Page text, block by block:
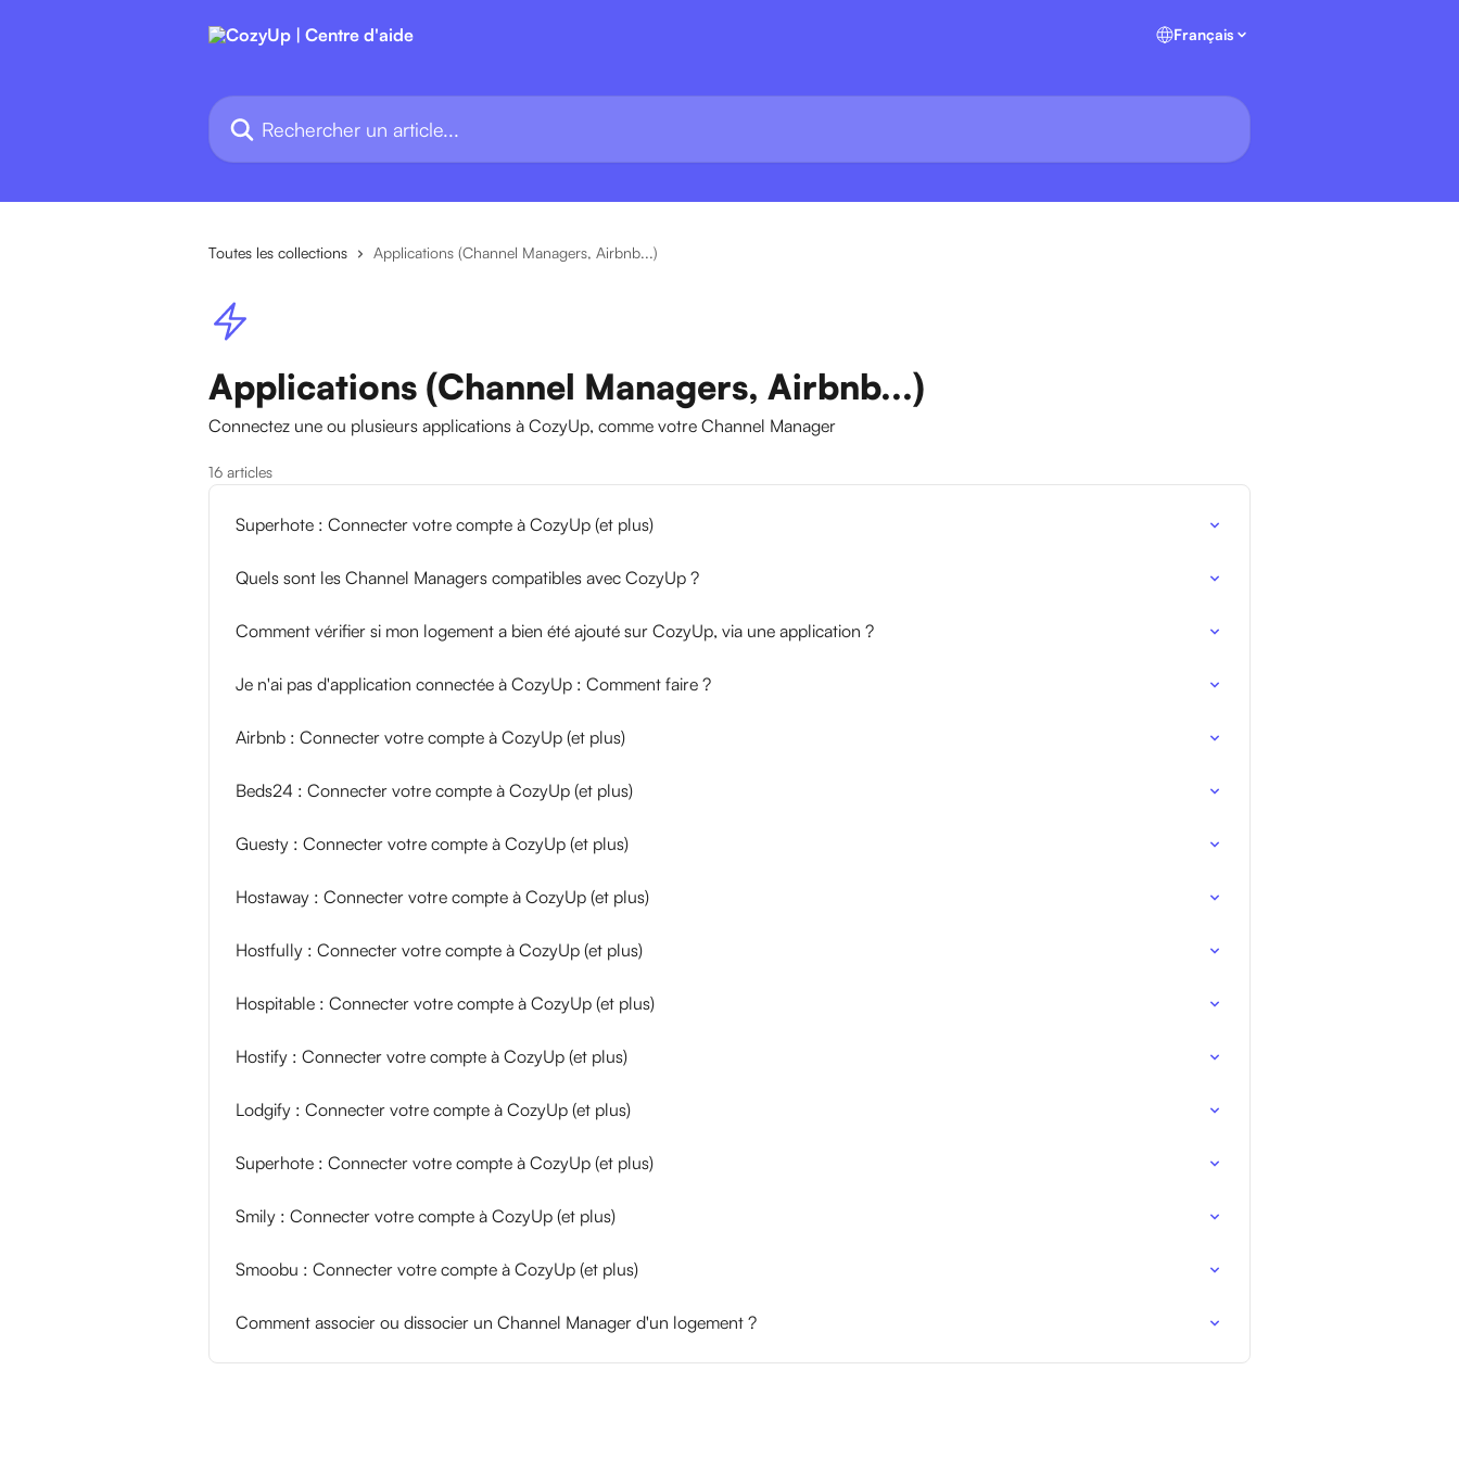
Français
Rechercher un article...
Toutes les collections Applications (Channel Managers, Airbnb...)
Applications (Channel Managers, Airbnb...)
Connectez une ou plusieurs applications à CozyUp, comme votre Channel Manager
16 articles
Superhote : Connecter votre compte à CozyUp (et plus)
Quels sont les Channel Managers compatibles avec CozyUp ?
Comment vérifier si mon logement a bien été ajouté sur CozyUp, via une application ?
Je n'ai pas d'application connectée à CozyUp : Comment faire ?
Airbnb : Connecter votre compte à CozyUp (et plus)
Beds24 : Connecter votre compte à CozyUp (et plus)
Guesty : Connecter votre compte à CozyUp (et plus)
Hostaway : Connecter votre compte à CozyUp (et plus)
Hostfully : Connecter votre compte à CozyUp (et plus)
Hospitable : Connecter votre compte à CozyUp (et plus)
Hostify : Connecter votre compte à CozyUp (et plus)
Lodgify : Connecter votre compte à CozyUp (et plus)
Superhote : Connecter votre compte à CozyUp (et plus)
Smily : Connecter votre compte à CozyUp (et plus)
Smoobu : Connecter votre compte à CozyUp (et plus)
Comment associer ou dissocier un Channel Manager d'un logement ?